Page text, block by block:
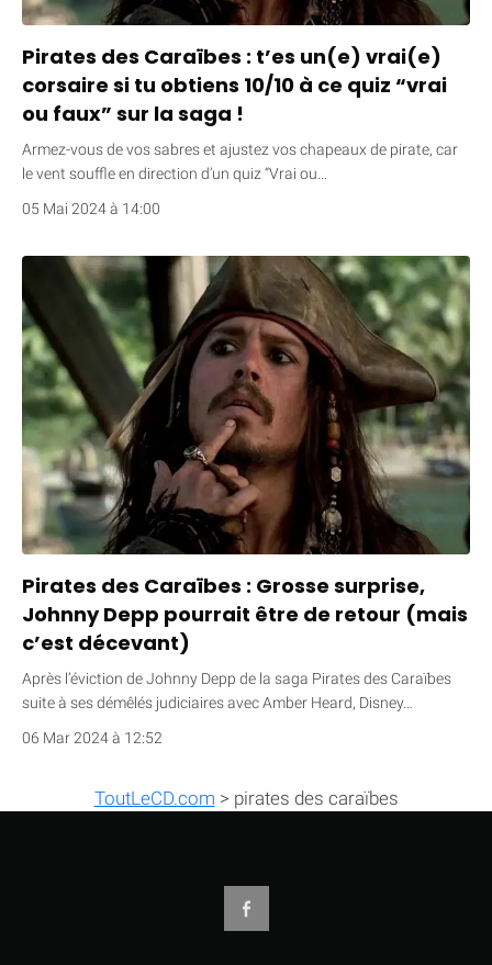
Pirates des Caraïbes : t’es un(e) vrai(e)
corsaire si tu obtiens 10/10 à ce quiz “vrai
ou faux” sur la saga !
Armez-vous de vos sabres et ajustez vos chapeaux de pirate, car
le vent souffle en direction d’un quiz “Vrai ou…
05 Mai 2024 à 14:00
Pirates des Caraïbes : Grosse surprise,
Johnny Depp pourrait être de retour (mais
c’est décevant)
Après l’éviction de Johnny Depp de la saga Pirates des Caraïbes
suite à ses démêlés judiciaires avec Amber Heard, Disney…
06 Mar 2024 à 12:52
ToutLeCD.com > pirates des caraïbes